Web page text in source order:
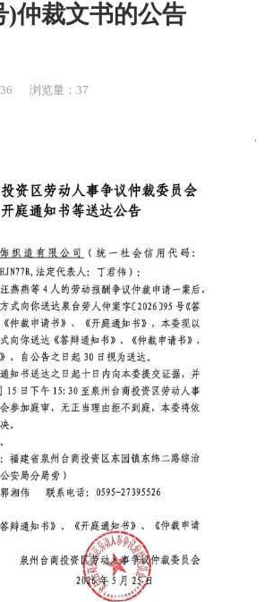
)仲裁文书的公告
浏览量： 37